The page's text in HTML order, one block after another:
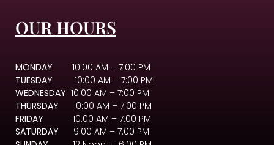
OUR HOURS
MONDAY 10:00 AM – 7:00 PM
TUESDAY
10:00 AM – 7:00 PM
WEDNESDAY 10:00 AM – 7:00 PM
THURSDAY 10:00 AM – 7:00 PM
FRIDAY 10:00 AM – 7:00 PM
SATURDAY 9:00 AM – 7:00 PM